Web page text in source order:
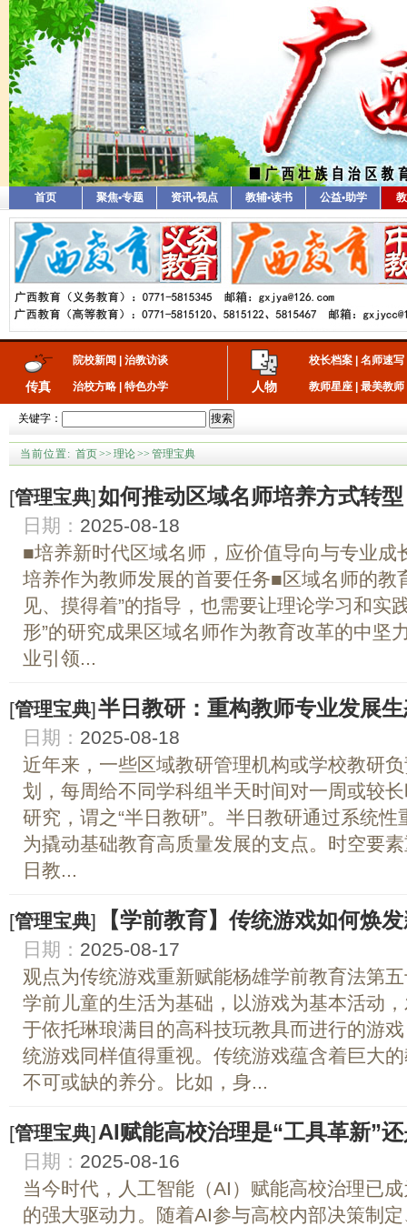
首页 聚焦•专题 资讯•视点 教辅•读书 公益•助学
传真
院校新闻 治教访谈
治校方略 特色办学 人物
校长档案 名师速写
教师星座 最美教师
关键字： 搜索
当前位置: 首页>> 理论>> 管理宝典
[管理宝典]如何推动区域名师培养方式转型
日期： 2025-08-18
■培养新时代区域名师，应价值导向与专业成
培养作为教师发展的首要任务■区域名师的教
见、摸得着”的指导，也需要让理论学习和实
形”的研究成果区域名师作为教育改革的中坚
业引领...
[管理宝典]半日教研：重构教师专业发展
日期： 2025-08-18
近年来，一些区域教研管理机构或学校教研
划，每周给不同学科组半天时间对一周或较
研究，谓之“半日教研”。半日教研通过系统
为撬动基础教育高质量发展的支点。时空要
日教...
[管理宝典] 【学前教育】传统游戏如何焕
日期： 2025-08-17
观点为传统游戏重新赋能杨雄学前教育法第
学前儿童的生活为基础，以游戏为基本活动
于依托琳琅满目的高科技玩教具而进行的游
统游戏同样值得重视。传统游戏蕴含着巨大
不可或缺的养分。比如，身...
[管理宝典]AI赋能高校治理是“工具革新”
日期： 2025-08-16
当今时代，人工智能（AI）赋能高校治理已
的强大驱动力。随着AI参与高校内部决策制